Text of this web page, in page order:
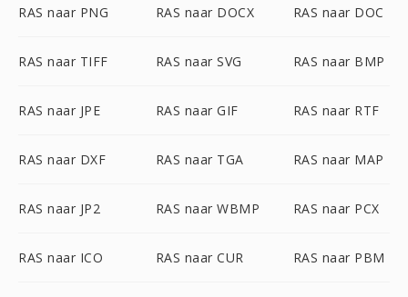
RAS naar PNG RAS naar DOCX RAS naar DOC
RAS naar TIFF RAS naar SVG RAS naar BMP
RAS naar JPE RAS naar GIF RAS naar RTF
RAS naar DXF RAS naar TGA RAS naar MAP
RAS naar JP2 RAS naar WBMP RAS naar PCX
RAS naar ICO RAS naar CUR RAS naar PBM